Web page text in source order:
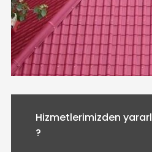
Hizmetlerimizden
?